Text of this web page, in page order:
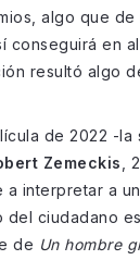
algo que de
conseguirá en
resultó algo
de 2022 -la
Zemeckis ,
a interpretar a
del ciudadano
de Un hombre